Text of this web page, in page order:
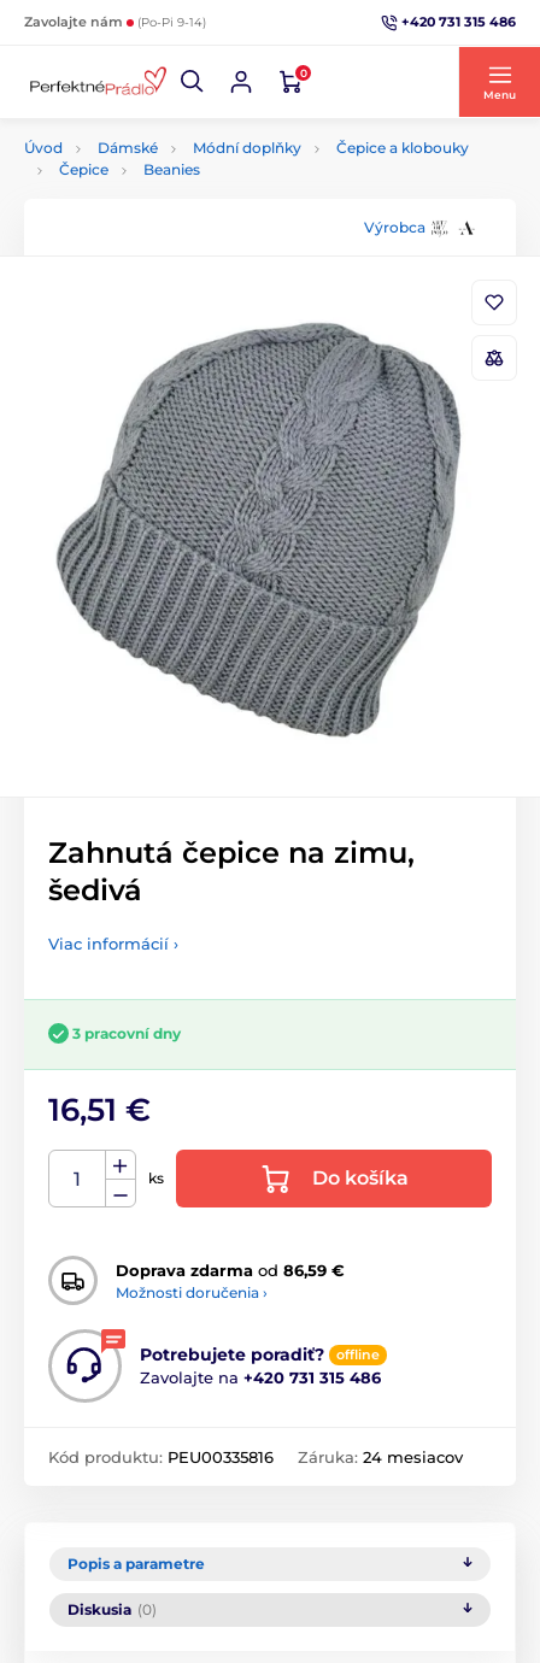
Zavolajte nám (Po-Pi 9-14) +420 731 315 486
0
Menu
Úvod Dámské Módní doplňky
Čepice a klobouky
Čepice
Beanies
Výrobca
Zahnutá čepice na zimu,
šedivá
Viac informácií ›
3 pracovní dny
16,51 €
ks Do košíka
Doprava zdarma od 86,59 €
Možnosti doručenia ›
Potrebujete poradiť? offline
Zavolajte na +420 731 315 486
Kód produktu: PEU00335816 Záruka: 24 mesiacov
Popis a parametre
Diskusia (0)